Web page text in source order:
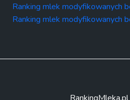
Ranking mlek modyfikowanych
Ranking mlek modyfikowanych